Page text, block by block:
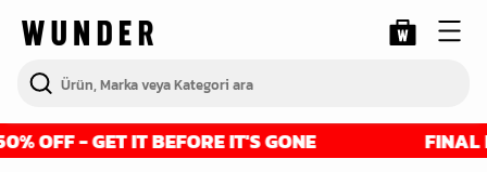
OFF - GET IT BEFORE IT'S GONE FINAL